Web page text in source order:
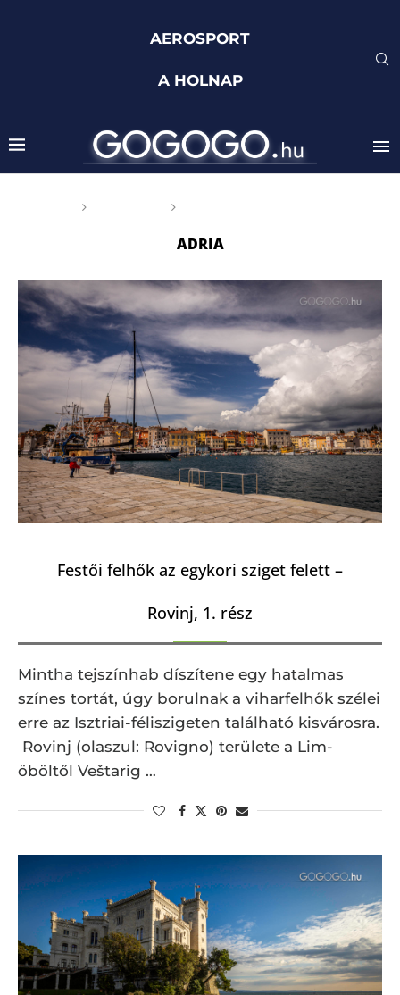
AEROSPORT
A HOLNAP
ADRIA
Festői felhők az egykori sziget felett –
Rovinj, 1. rész
Mintha tejszínhab díszítene egy hatalmas
színes tortát, úgy borulnak a viharfelhők szélei
erre az Isztriai-féliszigeten található kisvárosra.
Rovinj (olaszul: Rovigno) területe a Lim-
öböltől Veštarig …